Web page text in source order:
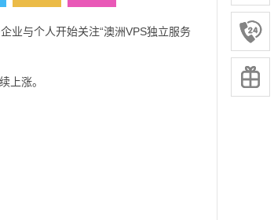
业与个人开始关注“澳洲VPS独立服务
上涨。